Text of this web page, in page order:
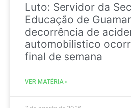
Luto: Servidor da
Educação de
decorrência de
automobilistico
final de semana
VER MATÉRIA »